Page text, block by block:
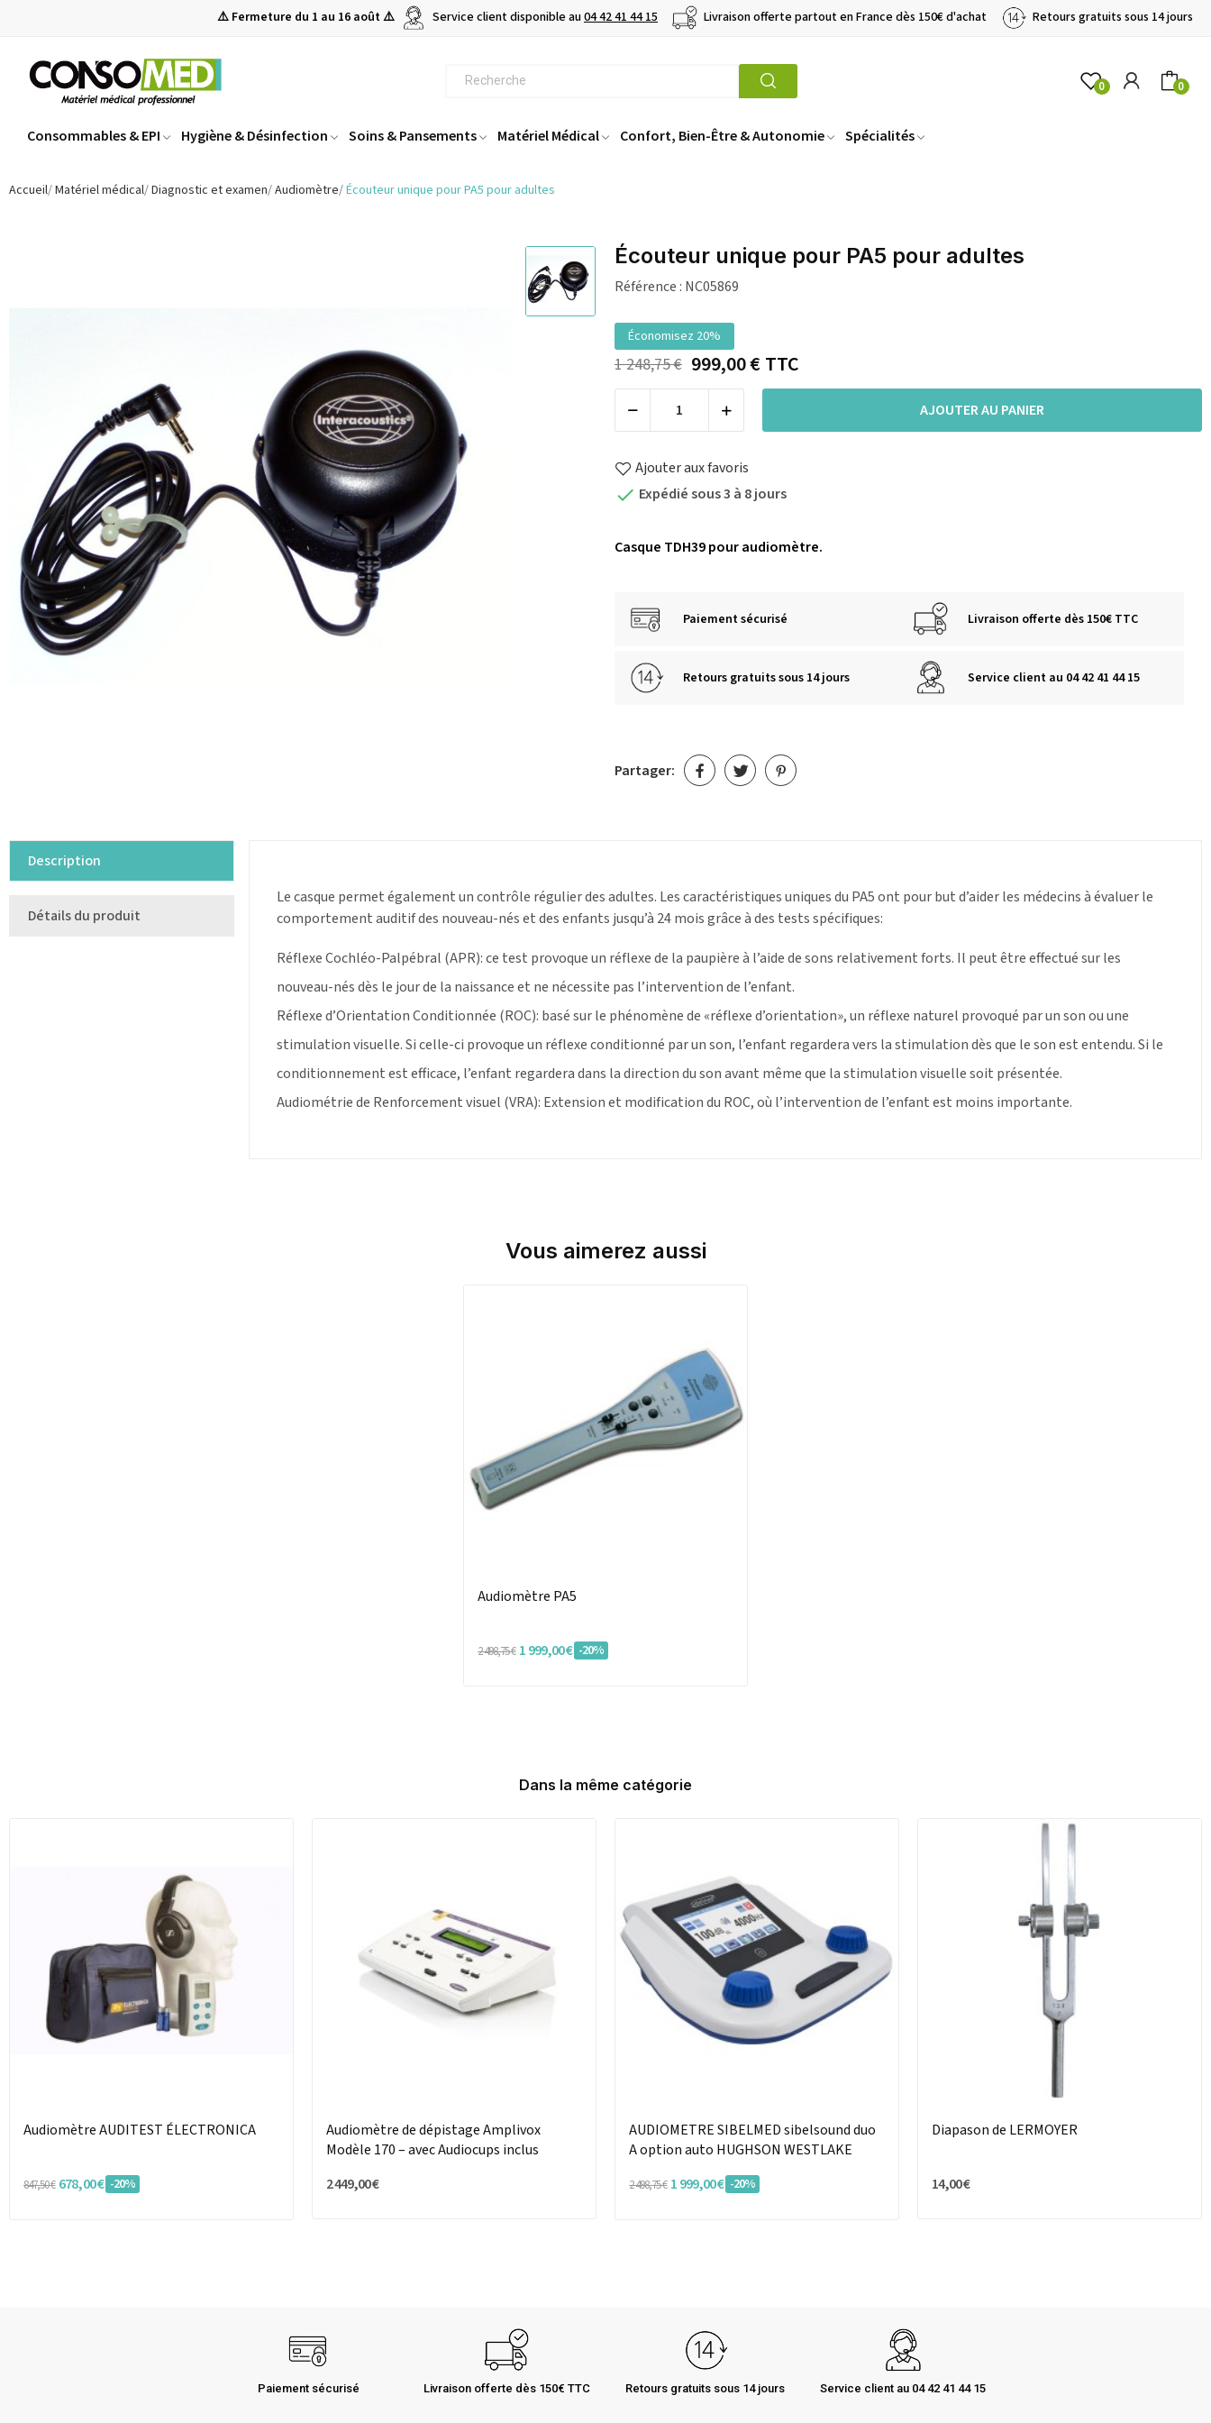
⚠️ Fermeture du 1 au 16 août ⚠️ Service client disponible au04 42 41 44 15 Livraison offerte partout en France dès 150€ d'achat Retours gratuits sous 14 jours
0 0
Consommables & EPI Hygiène & Désinfection Soins & Pansements Matériel Médical Confort, Bien-Être & Autonomie Spécialités
Accueil Matériel médical Diagnostic et examen Audiomètre Écouteur unique pour PA5 pour adultes
Écouteur unique pour PA5 pour adultes
Référence : NC05869
Économisez 20%
1 248,75 € 999,00 €TTC
AJOUTER AU PANIER
Ajouter aux favoris
 Expédié sous 3 à 8 jours
Casque TDH39 pour audiomètre.
Paiement sécurisé Livraison offerte dès 150€ TTC
Retours gratuits sous 14 jours Service client au 04 42 41 44 15
Partager:
Description
Détails du produit
Le casque permet également un contrôle régulier des adultes. Les caractéristiques uniques du PA5 ont pour but d’aider les médecins à évaluer le
comportement auditif des nouveau-nés et des enfants jusqu’à 24 mois grâce à des tests spécifiques:
Réflexe Cochléo-Palpébral (APR): ce test provoque un réflexe de la paupière à l’aide de sons relativement forts. Il peut être effectué sur les
nouveau-nés dès le jour de la naissance et ne nécessite pas l’intervention de l’enfant.
Réflexe d’Orientation Conditionnée (ROC): basé sur le phénomène de «réflexe d’orientation», un réflexe naturel provoqué par un son ou une
stimulation visuelle. Si celle-ci provoque un réflexe conditionné par un son, l’enfant regardera vers la stimulation dès que le son est entendu. Si le
conditionnement est efficace, l’enfant regardera dans la direction du son avant même que la stimulation visuelle soit présentée.
Audiométrie de Renforcement visuel (VRA): Extension et modification du ROC, où l’intervention de l’enfant est moins importante.
Vous aimerez aussi
Audiomètre PA5
2 498,75 € 1 999,00 € -20%
Dans la même catégorie
Audiomètre AUDITEST ÉLECTRONICA
847,50 € 678,00 € -20%
Audiomètre de dépistage Amplivox
Modèle 170 – avec Audiocups inclus
2 449,00 €
AUDIOMETRE SIBELMED sibelsound duo
A option auto HUGHSON WESTLAKE
2 498,75 € 1 999,00 € -20%
Diapason de LERMOYER
14,00 €
Paiement sécurisé Livraison offerte dès 150€ TTC Retours gratuits sous 14 jours Service client au 04 42 41 44 15